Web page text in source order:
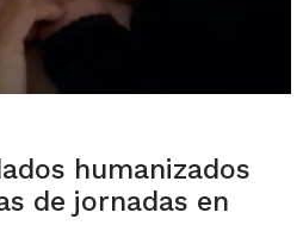
humanizados
de jornadas en